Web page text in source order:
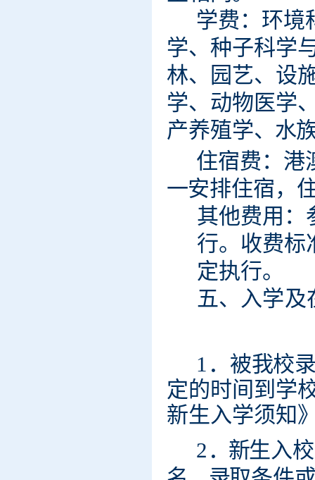
学费： 环境
学、 种子科学
林、 园艺、 设
学、 动物医学
产养殖学、 水
住宿费 ： 港
一安排住宿 ，
其他费用 ：
行。 收费标
定执行。
五、入学及
1 ．被我校录
定的时间到 学
新生入学须知
2 ． 新生入校